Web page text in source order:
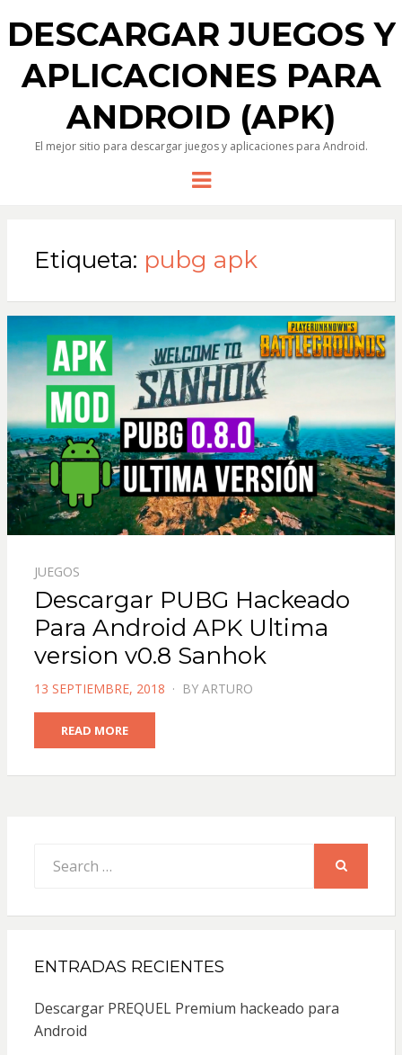
DESCARGAR JUEGOS Y
APLICACIONES PARA
ANDROID (APK)
El mejor sitio para descargar juegos y aplicaciones para Android.
Menu
Etiqueta: pubg apk
JUEGOS
Descargar PUBG Hackeado
Para Android APK Ultima
version v0.8 Sanhok
POSTED
13 SEPTIEMBRE, 2018 BY ARTURO
READ MORE
for:
ENTRADAS RECIENTES
Descargar PREQUEL Premium hackeado para
Android